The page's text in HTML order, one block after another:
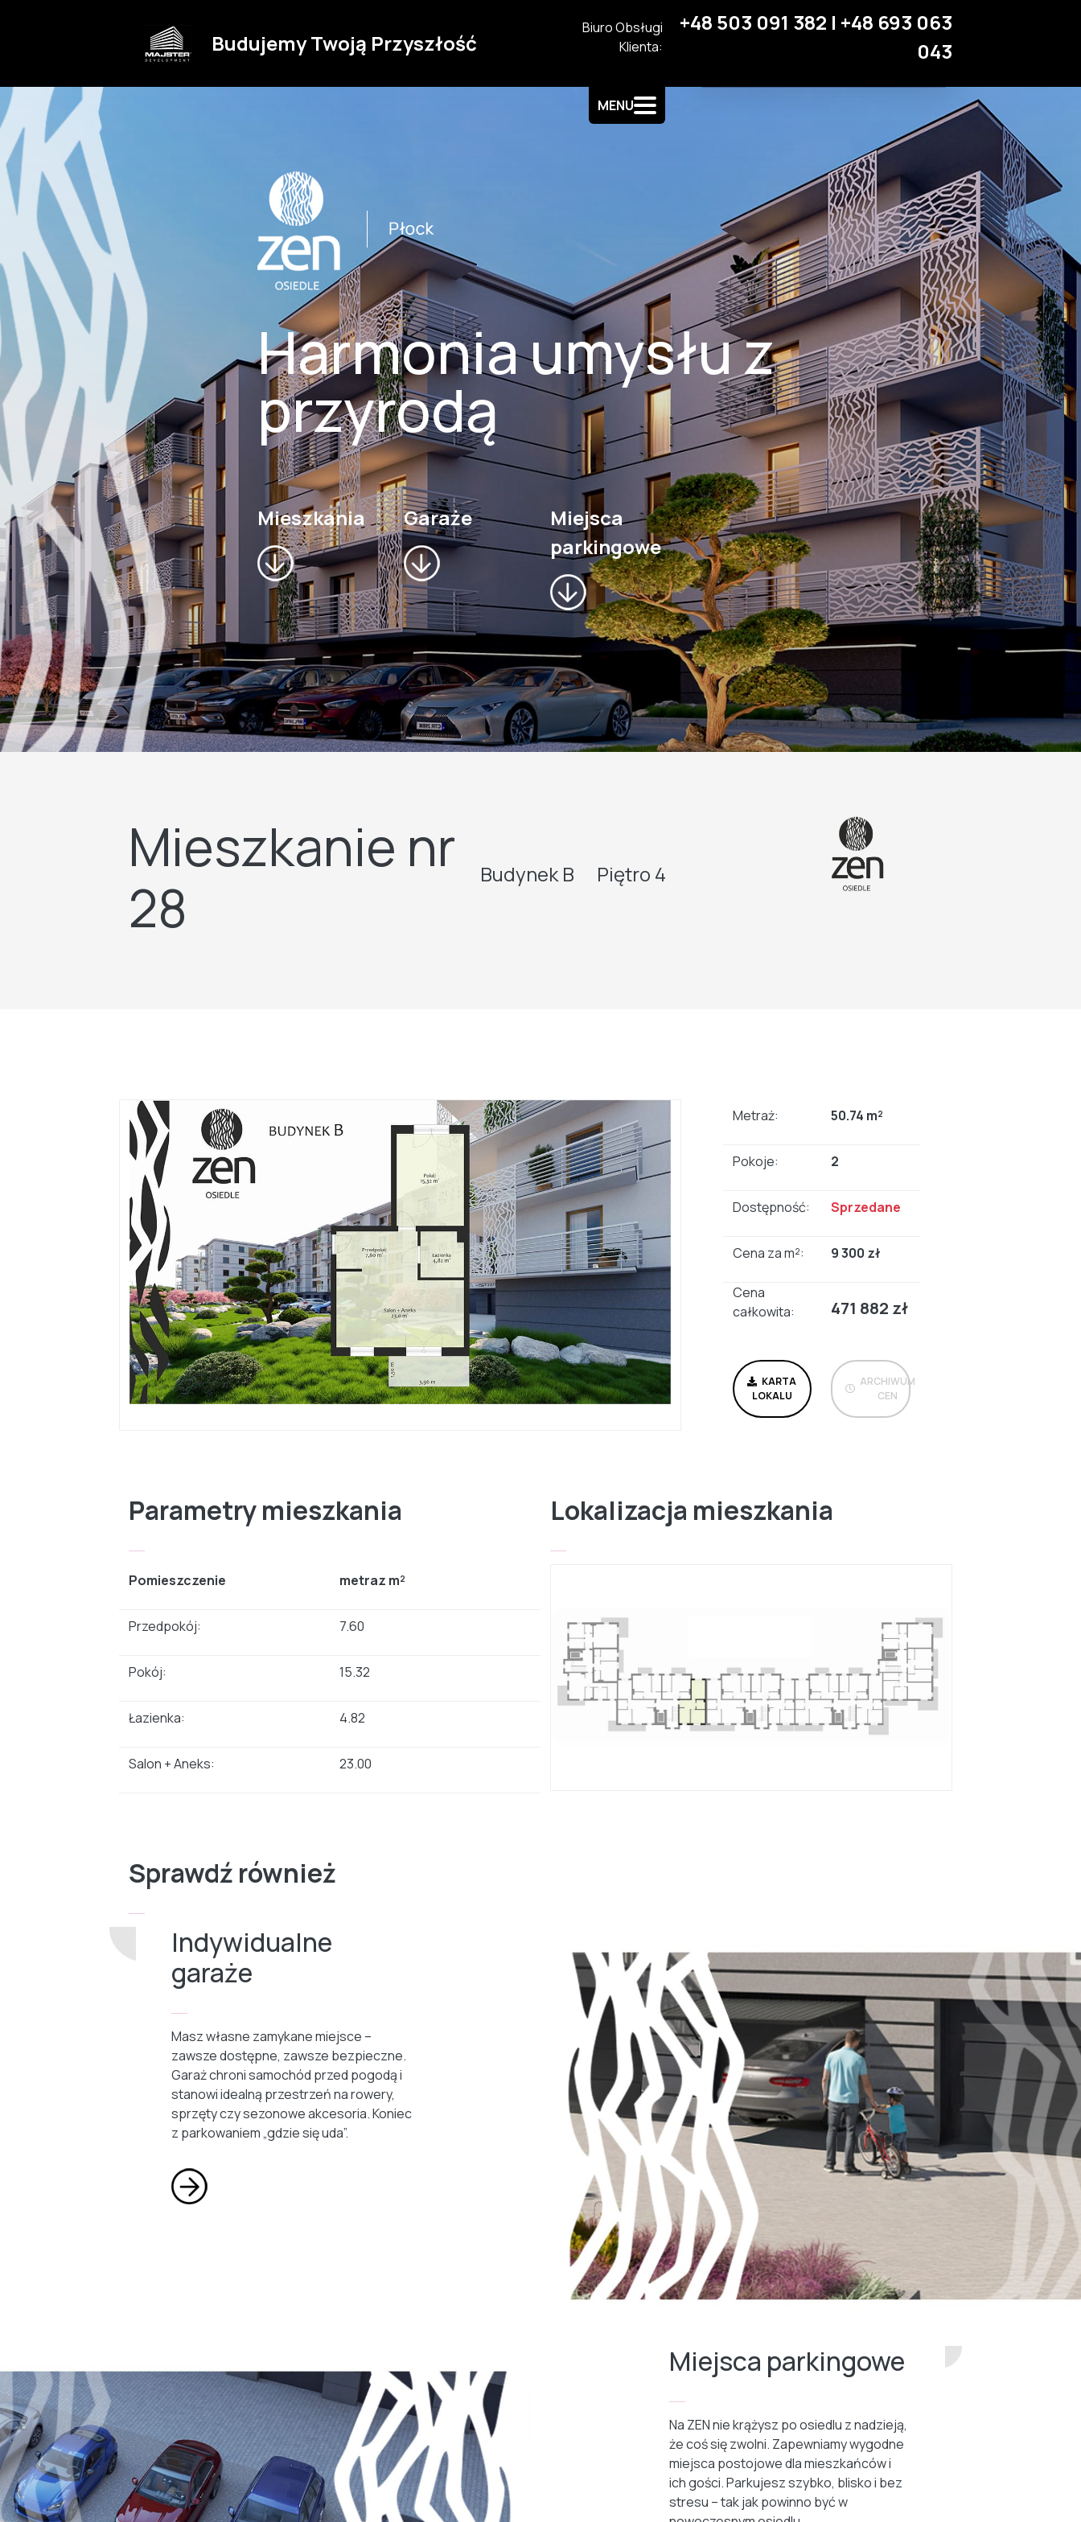
Budujemy Twoją Przyszłość
Biuro Obsługi
Klienta:
+48 503 091 382 | +48 693 063
043
MENU
Miejsca parkingowe
Harmonia umysłu z
przyrodą
Mieszkania Garaże
Miejsca
parkingowe
Mieszkanie nr
28
Budynek B Piętro 4
Metraż: 50.74 m²
Pokoje: 2
Dostępność: Sprzedane
Cena za m²: 9 300 zł
Cena
całkowita:
471 882 zł
KARTA
LOKALU
ARCHIWUM
CEN
Parametry mieszkania
Pomieszczenie metraz m²
Przedpokój: 7.60
Pokój: 15.32
Łazienka: 4.82
Salon + Aneks: 23.00
Lokalizacja mieszkania
Sprawdź również
Indywidualne
garaże
Masz własne zamykane miejsce –
zawsze dostępne, zawsze bezpieczne.
Garaż chroni samochód przed pogodą i
stanowi idealną przestrzeń na rowery,
sprzęty czy sezonowe akcesoria. Koniec
z parkowaniem „gdzie się uda”.
Miejsca parkingowe
Na ZEN nie krążysz po osiedlu z nadzieją,
że coś się zwolni. Zapewniamy wygodne
miejsca postojowe dla mieszkańców i
ich gości. Parkujesz szybko, blisko i bez
stresu – tak jak powinno być w